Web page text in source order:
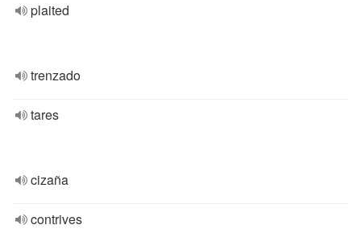
plaited
trenzado
tares
cizaña
contrives